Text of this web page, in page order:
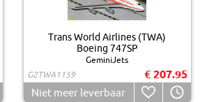
Trans World Airlines (TWA)
Boeing 747SP
GeminiJets
G2TWA1159
€ 207.95
Niet meer leverbaar